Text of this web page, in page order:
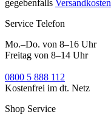
gegebenfalls Versandkosten
Service Telefon
Mo.–Do. von 8–16 Uhr
Freitag von 8–14 Uhr
0800 5 888 112
Kostenfrei im dt. Netz
Shop Service